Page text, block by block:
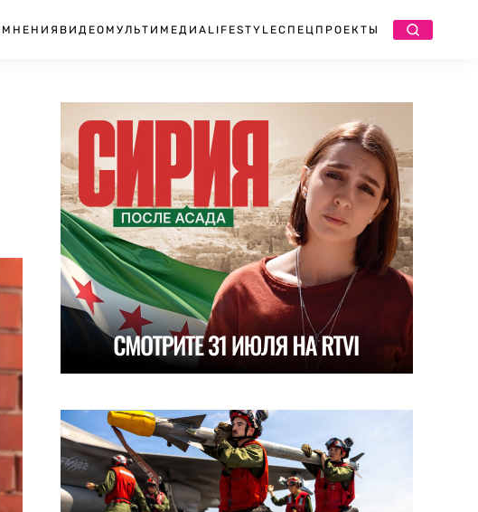
МНЕНИЯ ВИДЕО МУЛЬТИМЕДИА LIFESTYLEСПЕЦПРОЕКТЫ